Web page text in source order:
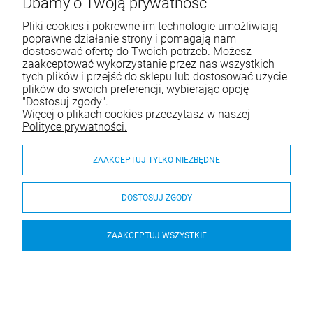
przysłowych
Tel.:
609-293-502
E-mail: sklep@wentylator24.com.pl
INFORMACJE
KATEGORIE
O firmie
Pliki cookies i pokrewne im technologie umożliwiają
poprawne działanie strony i pomagają nam
dostosować ofertę do Twoich potrzeb. Możesz
zaakceptować wykorzystanie przez nas wszystkich
tych plików i przejść do sklepu lub dostosować użycie
plików do swoich preferencji, wybierając opcję
"Dostosuj zgody".
Więcej o plikach cookies przeczytasz w naszej
Polityce prywatności.
ZAAKCEPTUJ TYLKO NIEZBĘDNE
DOSTOSUJ ZGODY
ZAAKCEPTUJ WSZYSTKIE